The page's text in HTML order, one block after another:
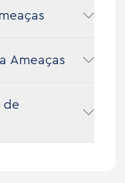
Ameaças
de